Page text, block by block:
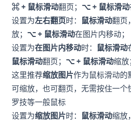
⌘ + 鼠标滑动翻页； ⌥ + 鼠标滑动
设置为左右翻页时： 鼠标滑动翻页，
放； ⌥ + 鼠标滑动在图片内移动；
设置为在图片内移动时： 鼠标滑动
鼠标滑动翻页； ⌥ + 鼠标滑动缩放
这里推荐缩放图片作为鼠标滑动的
可缩放，也可翻页，无需按住一个
罗技等一般鼠标
设置为缩放图片时： 鼠标滑动缩放